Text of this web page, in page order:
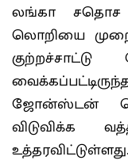
லங்கா சதொச
லொறியை
ஜோன்ஸ்டன்
விடுவிக்க
உத்தரவிட்டுள்ளது.